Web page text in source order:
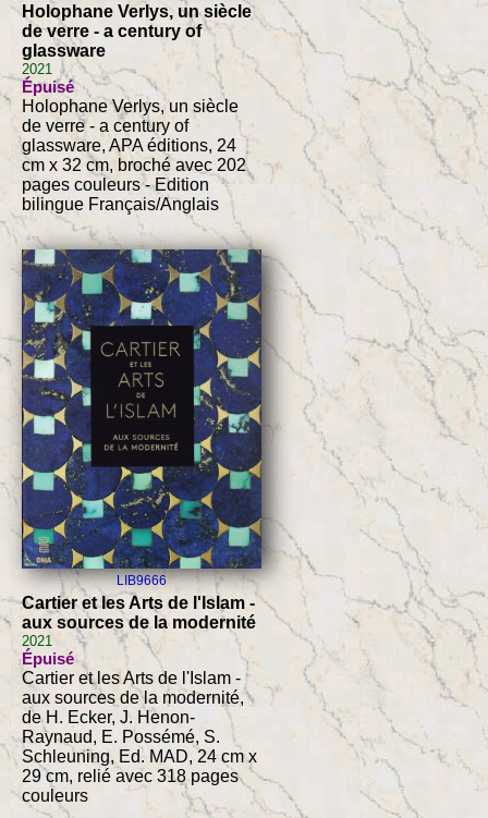
Holophane Verlys, un siècle
de verre - a century of
glassware
2021
Épuisé
Holophane Verlys, un siècle
de verre - a century of
glassware, APA éditions, 24
cm x 32 cm, broché avec 202
pages couleurs - Edition
bilingue Français/Anglais
LIB9666
Cartier et les Arts de l'Islam -
aux sources de la modernité
2021
Épuisé
Cartier et les Arts de l'Islam -
aux sources de la modernité,
de H. Ecker, J. Henon-
Raynaud, E. Possémé, S.
Schleuning, Ed. MAD, 24 cm x
29 cm, relié avec 318 pages
couleurs